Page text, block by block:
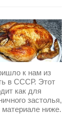
к нам из
в СССР. Этот
как для
застолья,
материале ниже.